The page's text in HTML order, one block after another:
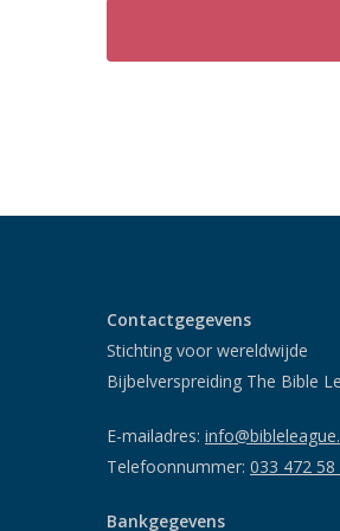
Contactgegevens
Stichting voor wereldwijde
Bijbelverspreiding The Bible
E-mailadres:
Telefoonnummer: 033 472 58
Bankgegevens